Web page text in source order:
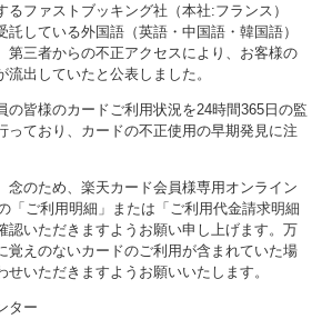
ファストブッキング社（本社:フランス）
している外国語（英語・中国語・韓国語）
第三者からの不正アクセスにより、お客様の
出していたと公表しました。
の皆様のカードご利用状況を24時間365日の監
っており、カードの不正使用の早期発見に注
念のため、楽天カード会員様専用オンライン
「ご利用明細」または「ご利用代金請求明細
認いただきますようお願い申し上げます。万
覚えのないカードのご利用が含まれていた場
いただきますようお願いいたします。
ター